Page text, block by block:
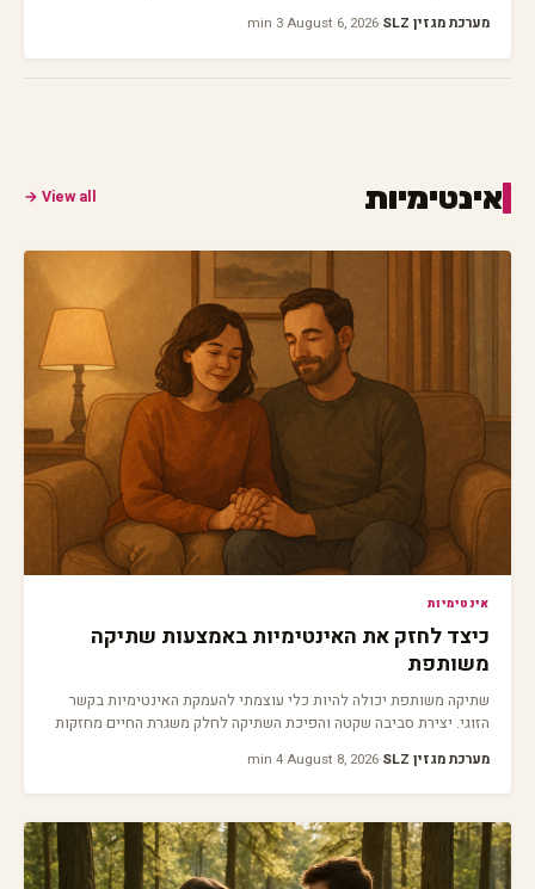
מערכת מגזין SLZ ·
August 6, 2026
·
3 min
אינטימיות View all →
אינטימיות
כיצד לחזק את האינטימיות באמצעות שתיקה
משותפת
שתיקה משותפת יכולה להיות כלי עוצמתי להעמקת האינטימיות בקשר
הזוגי. יצירת סביבה שקטה והפיכת השתיקה לחלק משגרת החיים מחזקות
מערכת מגזין SLZ ·
August 8, 2026
·
4 min